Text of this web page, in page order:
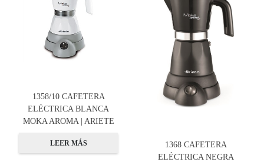
1358/10 CAFETERA
ELÉCTRICA BLANCA
MOKA AROMA | ARIETE
LEER MÁS
1368 CAFETERA
ELÉCTRICA NEGRA